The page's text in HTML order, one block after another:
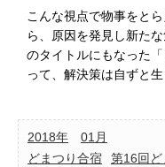
こんな視点で物事をと
ら、原因を発見し新た
のタイトルにもなった
って、解決策は自ずと生
2018年
01月
どまつり合宿
第16回ど